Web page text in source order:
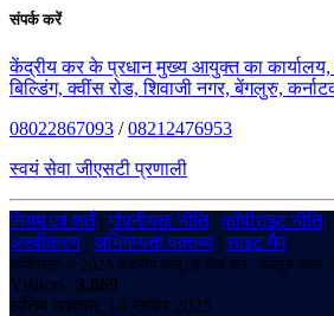
संपर्क करें
केंद्रीय कर के प्रधान मुख्य आयुक्त का
बिल्डिंग, क्वींस रोड, शिवाजी नगर, बेंगलुरु,
08022867093 /08212476953
स्वयं सेवा जीएसटी प्रणाली
नियम एवं शर्तें|गोपनीयता नीति|कॉपीराइट नीति|
अस्वीकरण | अभिगम्यता वक्तव्य |साइट मैप
कॉपीराइट © 2025 केंद्रीय वस्तु एवं सेवा कर - बेंगलुरु ज़ोन -
Visitors: 3,869
अंतिम अद्यतन: 14 नवंबर 2025